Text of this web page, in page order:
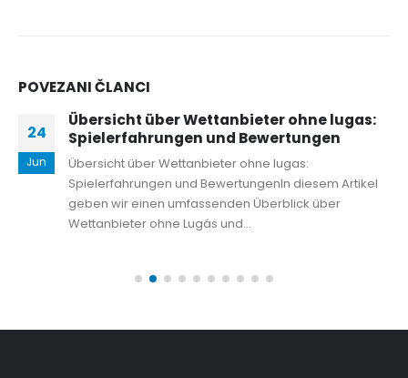
POVEZANIČLANCI
24
Jun
Übersicht über Wettanbieter ohne lugas:
Spielerfahrungen und Bewertungen
Übersicht über Wettanbieter ohne lugas:
Spielerfahrungen und BewertungenIn diesem Artikel
geben wir einen umfassenden Überblick über
Wettanbieter ohne Lugás und...